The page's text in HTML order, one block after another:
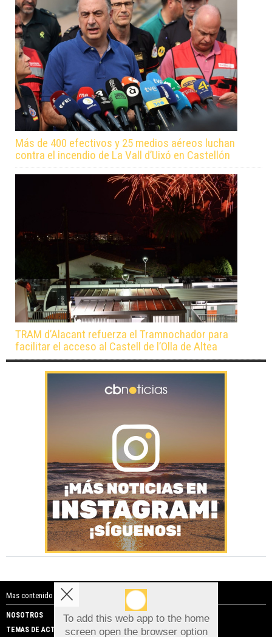
Más de 400 efectivos y 25 medios aéreos luchan
contra el incendio de La Vall d’Uixó en Castellón
TRAM d’Alacant refuerza el Tramnochador para
facilitar el acceso al Castell de l’Olla de Altea
Mas contenido de Costa Blanca Noticias:
NOSOTROS
PUBLICIDAD
TEMAS DE ACTUALIDAD
To add this web app to the home
screen open the browser option